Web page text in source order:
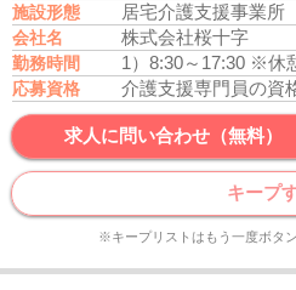
施設形態 居宅介護支援事業所
会社名 株式会社桜十字
勤務時間 1）8:30～17:30 ※休
応募資格
求人に問い合わせ（無料）
キープ
※キープリストはもう一度ボタ